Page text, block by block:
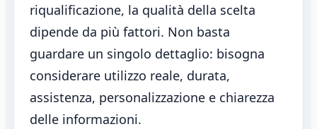
riqualificazione, la qualità della scelta
dipende da più fattori. Non basta
guardare un singolo dettaglio: bisogna
considerare utilizzo reale, durata,
assistenza, personalizzazione e chiarezza
delle informazioni.